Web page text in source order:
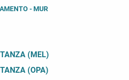
- MUR
(MEL)
(OPA)